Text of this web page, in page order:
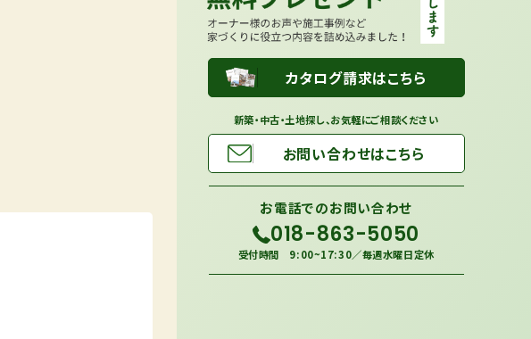
カタログ請求はこちら
新築・中古・土地探し、お気軽にご相談ください
お問い合わせはこちら
お電話でのお問い合わせ
018-863-5050
受付時間 9:00~17:30／毎週水曜日定休